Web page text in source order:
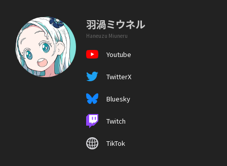
羽渦ミウネル
Haneuzu Miuneru
Youtube
TwitterX
Bluesky
Twitch
TikTok